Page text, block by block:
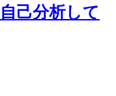
己分析して